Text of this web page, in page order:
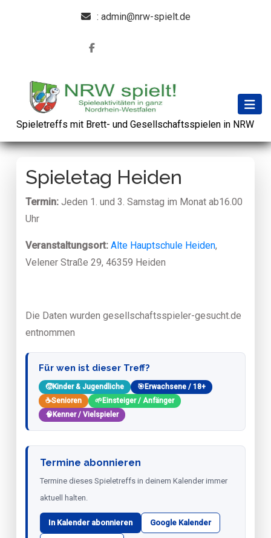
: admin@nrw-spielt.de
Spieletreffs mit Brett- und Gesellschaftsspielen in NRW
Spieletag Heiden
Termin: Jeden 1. und 3. Samstag im Monat ab16.00
Uhr
Veranstaltungsort: Alte Hauptschule Heiden,
Velener Straße 29, 46359 Heiden
Die Daten wurden gesellschaftsspieler-gesucht.de
entnommen
Für wen ist dieser Treff?
🧒Kinder & Jugendliche 🎯 Erwachsene / 18+
☕Senioren 🌱 Einsteiger / Anfänger
🧠 Kenner / Vielspieler
Termine abonnieren
Termine dieses Spieletreffs in deinem Kalender immer
aktuell halten.
In Kalender abonnieren Google Kalender